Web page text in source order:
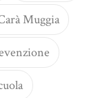
Muggia